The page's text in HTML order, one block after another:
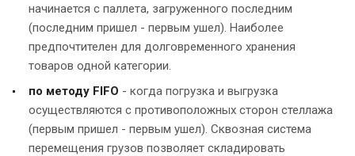
начинается с паллета, загруженного последним
(последним пришел - первым ушел). Наиболее
предпочтителен для долговременного хранения
товаров одной категории.
по методу FIFO - когда погрузка и выгрузка
осуществляются с противоположных сторон стеллажа
(первым пришел - первым ушел). Сквозная система
перемещения грузов позволяет складировать